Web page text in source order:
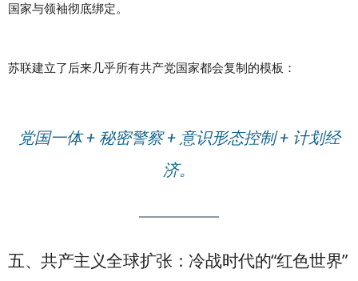
国家与领袖彻底绑定。
苏联建立了后来几乎所有共产党国家都会复制的模板：
党国一体 + 秘密警察 + 意识形态控制 + 计划经
济。
五、共产主义全球扩张：冷战时代的“红色世界”